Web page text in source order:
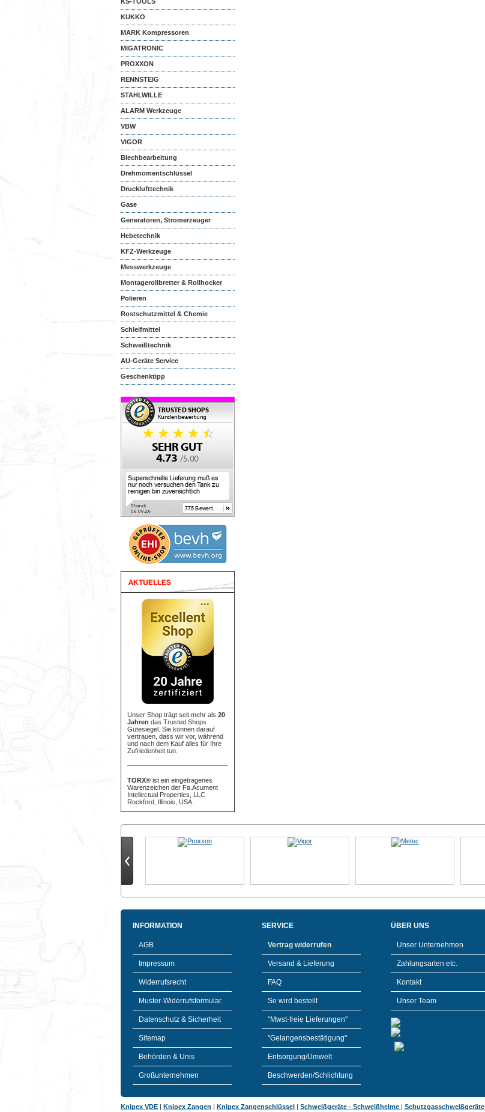
KUKKO
MARK Kompressoren
MIGATRONIC
PROXXON
RENNSTEIG
STAHLWILLE
ALARM Werkzeuge
VBW
VIGOR
Blechbearbeitung
Drehmomentschlüssel
Drucklufttechnik
Gase
Generatoren, Stromerzeuger
Hebetechnik
KFZ-Werkzeuge
Messwerkzeuge
Montagerollbretter & Rollhocker
Polieren
Rostschutzmittel & Chemie
Schleifmittel
Schweißtechnik
AU-Geräte Service
Geschenktipp
Unser Shop trägt seit mehr als 20
Jahren das Trusted Shops
Gütesiegel. Sie können darauf
vertrauen, dass wir vor, während
und nach dem Kauf alles für Ihre
Zufriedenheit tun.
TORX® ist ein eingetragenes
Warenzeichen der Fa.Acument
Intellectual Properties, LLC
Rockford, Illinois, USA.
INFORMATION
AGB
Impressum
Widerrufsrecht
Muster-Widerrufsformular
Datenschutz & Sicherheit
Sitemap
Behörden & Unis
Großunternehmen
SERVICE
Vertrag widerrufen
Versand & Lieferung
FAQ
So wird bestellt
"Mwst-freie Lieferungen"
"Gelangensbestätigung"
Entsorgung/Umwelt
Beschwerden/Schlichtung
ÜBER UNS
Unser Unternehmen
Zahlungsarten etc.
Kontakt
Unser Team
Knipex VDE | Knipex Zangen | Knipex Zangenschlüssel | Schweißgeräte - Schweißhelme | Schutzgasschweißgeräte